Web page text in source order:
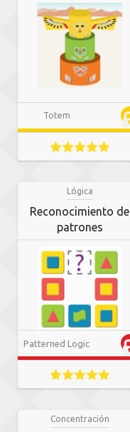
Totem
Lógica
Reconocimiento de
patrones
Patterned Logic
Concentración